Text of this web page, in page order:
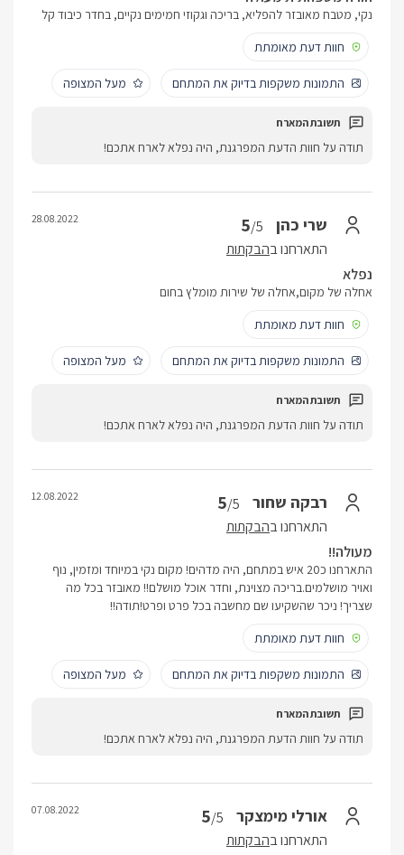
נקי, מטבח מאובזר להפליא, בריכה וגקוזי חמימים נקיים, בחדר כיבוד קל
חוות דעת מאומתת
התמונות משקפות בדיוק את המתחם מעל המצופה
תודה על חוות הדעת המפרגנת, היה נפלא לארח אתכם!
שרי כהן 5/5
התארחנו בהבקתות
28.08.2022
נפלא
אחלה של מקום,אחלה של שירות מומלץ בחום
חוות דעת מאומתת
התמונות משקפות בדיוק את המתחם מעל המצופה
תודה על חוות הדעת המפרגנת, היה נפלא לארח אתכם!
רבקה שחור 5/5
התארחנו בהבקתות
12.08.2022
מעולה!!
התארחנו כ20 איש במתחם, היה מדהים! מקום נקי במיוחד ומזמין, נוף
ואויר מושלמים.בריכה מצוינת, וחדר אוכל מושלם!! מאובזר בכל מה
שצריך! ניכר שהשקיעו שם מחשבה בכל פרט ופרט!תודה!!
חוות דעת מאומתת
התמונות משקפות בדיוק את המתחם מעל המצופה
תודה על חוות הדעת המפרגנת, היה נפלא לארח אתכם!
אורלי מימצקר 5/5
התארחנו בהבקתות
07.08.2022